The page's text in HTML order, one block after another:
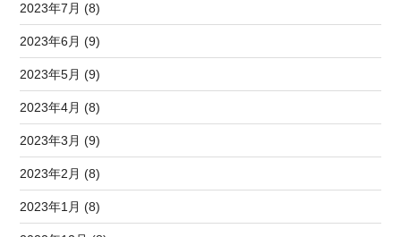
2023年7月 (8)
2023年6月 (9)
2023年5月 (9)
2023年4月 (8)
2023年3月 (9)
2023年2月 (8)
2023年1月 (8)